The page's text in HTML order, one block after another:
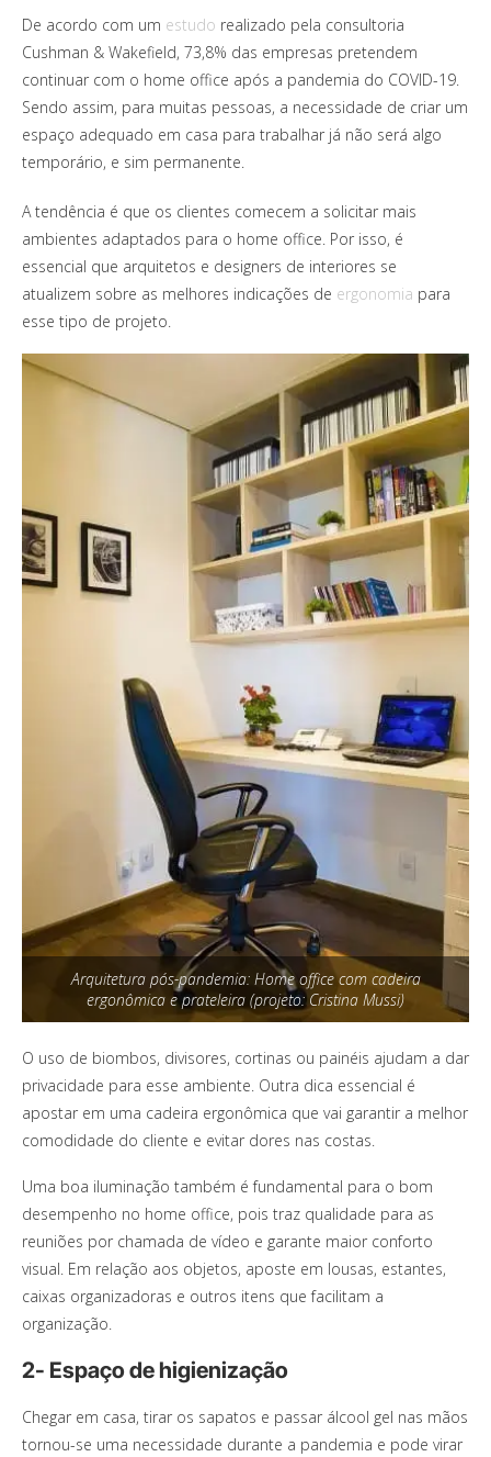
De acordo com um estudo realizado pela consultoria
Cushman & Wakefield, 73,8% das empresas pretendem
continuar com o home office após a pandemia do COVID-19.
Sendo assim, para muitas pessoas, a necessidade de criar um
espaço adequado em casa para trabalhar já não será algo
temporário, e sim permanente.
A tendência é que os clientes comecem a solicitar mais
ambientes adaptados para o home office. Por isso, é
essencial que arquitetos e designers de interiores se
atualizem sobre as melhores indicações de ergonomia para
esse tipo de projeto.
Arquitetura pós-pandemia: Home office com cadeira
ergonômica e prateleira (projeto: Cristina Mussi)
O uso de biombos, divisores, cortinas ou painéis ajudam a dar
privacidade para esse ambiente. Outra dica essencial é
apostar em uma cadeira ergonômica que vai garantir a melhor
comodidade do cliente e evitar dores nas costas.
Uma boa iluminação também é fundamental para o bom
desempenho no home office, pois traz qualidade para as
reuniões por chamada de vídeo e garante maior conforto
visual. Em relação aos objetos, aposte em lousas, estantes,
caixas organizadoras e outros itens que facilitam a
organização.
2- Espaço de higienização
Chegar em casa, tirar os sapatos e passar álcool gel nas mãos
tornou-se uma necessidade durante a pandemia e pode virar